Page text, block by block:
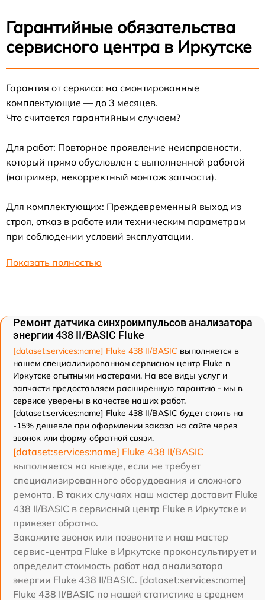
Гарантийные обязательства
сервисного центра в Иркутске
Гарантия от сервиса: на смонтированные
комплектующие — до 3 месяцев.
Что считается гарантийным случаем?
Для работ: Повторное проявление неисправности,
который прямо обусловлен с выполненной работой
(например, некорректный монтаж запчасти).
Для комплектующих: Преждевременный выход из
строя, отказ в работе или техническим параметрам
при соблюдении условий эксплуатации.
Показать полностью
Ремонт датчика синхроимпульсов анализатора
энергии 438 II/BASIC Fluke
[dataset:services:name] Fluke 438 II/BASIC выполняется в
нашем специализированном сервисном центр Fluke в
Иркутске опытными мастерами. На все виды услуг и
запчасти предоставляем расширенную гарантию - мы в
сервисе уверены в качестве наших работ.
[dataset:services:name] Fluke 438 II/BASIC будет стоить на
-15% дешевле при оформлении заказа на сайте через
звонок или форму обратной связи.
[dataset:services:name] Fluke 438 II/BASIC
выполняется на выезде, если не требует
специализированного оборудования и сложного
ремонта. В таких случаях наш мастер доставит Fluke
438 II/BASIC в сервисный центр Fluke в Иркутске и
привезет обратно.
Закажите звонок или позвоните и наш мастер
сервис-центра Fluke в Иркутске проконсультирует и
определит стоимость работ над анализатора
энергии Fluke 438 II/BASIC. [dataset:services:name]
Fluke 438 II/BASIC по нашей статистике в среднем